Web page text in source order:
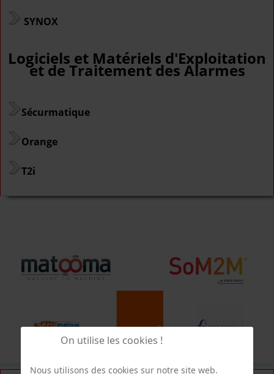
SYNOX
Logiciels et Matériels d'Exploitation
et de Traitement des Alarmes
Sécurmatique
Orange
T2i
On utilise les cookies !
Nous utilisons des cookies sur notre site web.